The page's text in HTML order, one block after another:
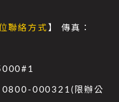
聯絡方式 】 傳真：
0800-000321(限辦公